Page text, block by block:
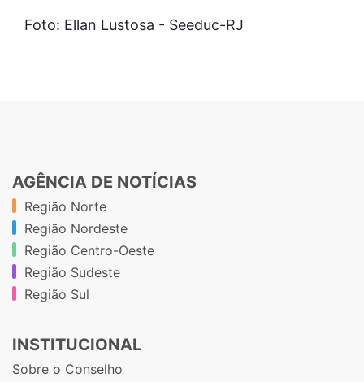
Foto: Ellan Lustosa - Seeduc-RJ
AGÊNCIA DE NOTÍCIAS
Região Norte
Região Nordeste
Região Centro-Oeste
Região Sudeste
Região Sul
INSTITUCIONAL
Sobre o Conselho